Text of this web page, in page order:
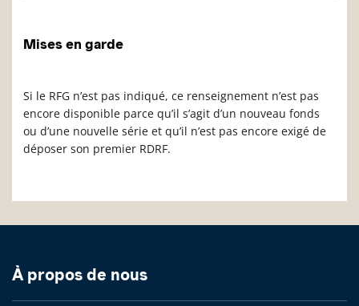
Mises en garde
Si le RFG n’est pas indiqué, ce renseignement n’est pas
encore disponible parce qu’il s’agit d’un nouveau fonds
ou d’une nouvelle série et qu’il n’est pas encore exigé de
déposer son premier RDRF.
À propos de nous